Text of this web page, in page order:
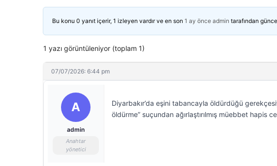
Bu konu 0 yanıt içerir, 1 izleyen vardır ve en son 1 ay önce admin tarafından
1 yazı görüntüleniyor (toplam 1)
07/07/2026: 6:44 pm
A
admin
Anahtar
yönetici
Diyarbakır’da eşini tabancayla öldürdüğü
öldürme” suçundan ağırlaştırılmış müebbet hapis